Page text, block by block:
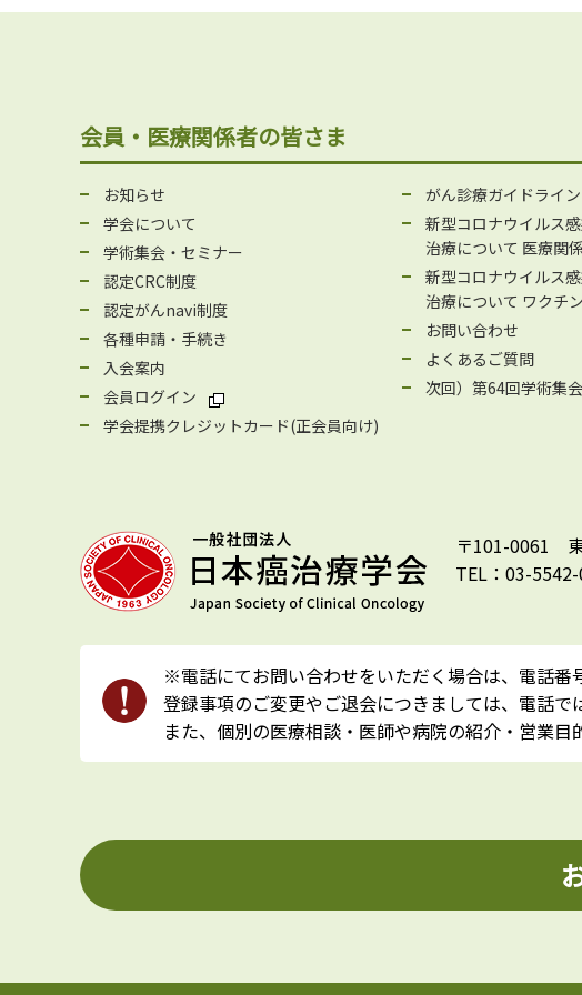
会員・医療関係者の皆さま
お知らせ
学会について
学術集会・セミナー
認定CRC制度
認定がんnavi制度
各種申請・手続き
入会案内
会員ログイン
学会提携クレジットカード(正会員向け)
がん診療ガイドライン
新型コロナウイルス
治療について 医療関
新型コロナウイルス
治療について ワクチ
お問い合わせ
よくあるご質問
次回）第64回学術集会
〒101-0061
TEL：03-
※電話にてお問い合わせをいただく場合は、電話番
登録事項のご変更やご退会につきましては、電話で
また、個別の医療相談・医師や病院の紹介・営業